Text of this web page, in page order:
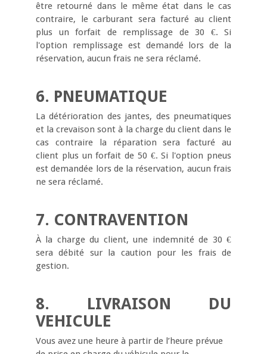
être retourné dans le même état dans le cas
contraire, le carburant sera facturé au client
plus un forfait de remplissage de 30 €. Si
l'option remplissage est demandé lors de la
réservation, aucun frais ne sera réclamé.
6. PNEUMATIQUE
La détérioration des jantes, des pneumatiques
et la crevaison sont à la charge du client dans le
cas contraire la réparation sera facturé au
client plus un forfait de 50 €. Si l'option pneus
est demandée lors de la réservation, aucun frais
ne sera réclamé.
7. CONTRAVENTION
À la charge du client, une indemnité de 30 €
sera débité sur la caution pour les frais de
gestion.
8. LIVRAISON DU
VEHICULE
Vous avez une heure à partir de l’heure prévue